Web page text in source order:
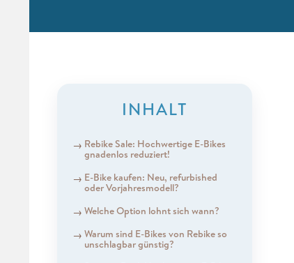
INHALT
Rebike Sale: Hochwertige E-Bikes
gnadenlos reduziert!
E-Bike kaufen: Neu, refurbished
oder Vorjahresmodell?
Welche Option lohnt sich wann?
Warum sind E-Bikes von Rebike so
unschlagbar günstig?